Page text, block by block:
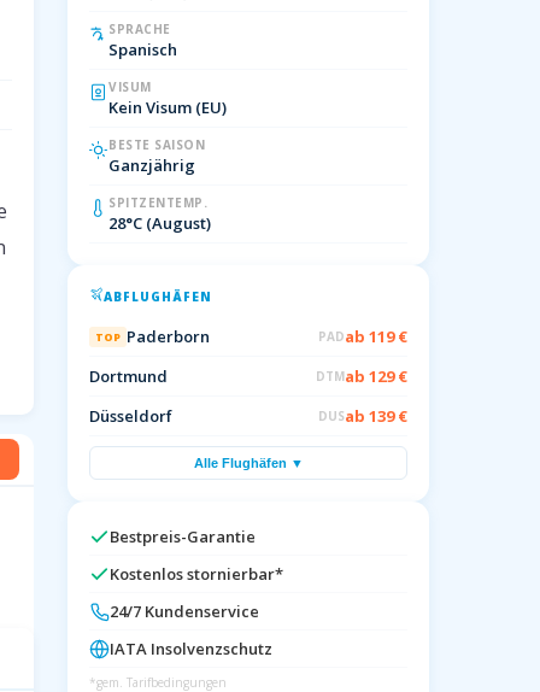
SPRACHE
Spanisch
VISUM
Kein Visum (EU)
BESTE SAISON
Ganzjährig
SPITZENTEMP.
28°C (August)
ABFLUGHÄFEN
TOP Paderborn PADab 119 €
Dortmund
DTMab 129 €
Düsseldorf
DUSab 139 €
Alle Flughäfen ▼
Bestpreis-Garantie
Kostenlos stornierbar*
24/7 Kundenservice
IATA Insolvenzschutz
*gem. Tarifbedingungen